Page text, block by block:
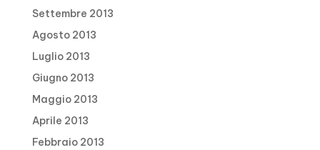
Settembre 2013
Agosto 2013
Luglio 2013
Giugno 2013
Maggio 2013
Aprile 2013
Febbraio 2013